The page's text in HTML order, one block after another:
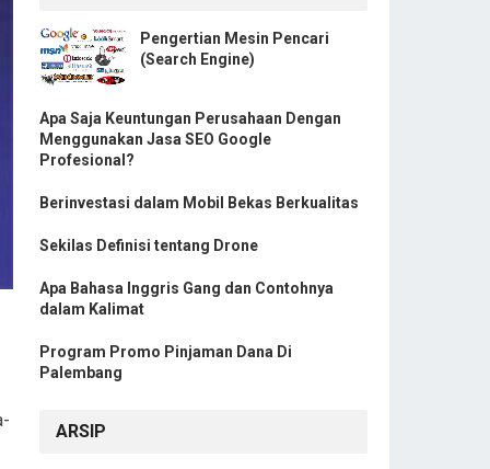
Pengertian Mesin Pencari
(Search Engine)
Apa Saja Keuntungan Perusahaan Dengan
Menggunakan Jasa SEO Google
Profesional?
Berinvestasi dalam Mobil Bekas Berkualitas
Sekilas Definisi tentang Drone
Apa Bahasa Inggris Gang dan Contohnya
dalam Kalimat
Program Promo Pinjaman Dana Di
Palembang
ARSIP